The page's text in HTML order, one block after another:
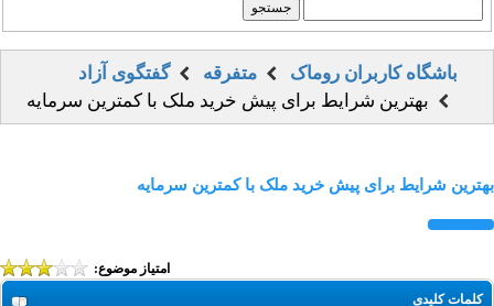
باشگاه کاربران روماک متفرقه
گفتگوی آزاد
بهترین شرایط برای پیش خرید ملک با کمترین سرمایه
بهترین شرایط برای پیش خرید ملک با کمترین سرمایه
امتیاز موضوع:
کلمات کلیدی